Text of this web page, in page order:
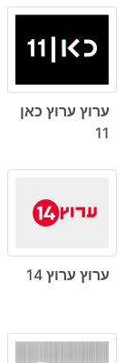
ערוץ ערוץ כאן
11
ערוץ ערוץ 14